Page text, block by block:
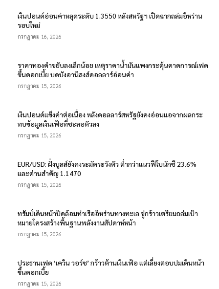
เงินปอนด์อ่อนค่าหลุดระดับ 1.3550 หลังสหรัฐฯ เปิดฉากถล่มอิหร่าน
รอบใหม่
กรกฎาคม 16, 2026
ราคาทองคำขยับลงเล็กน้อย เหตุราคาน้ำมันแพงกระตุ้นคาดการณ์เฟด
ขึ้นดอกเบี้ย บดบังอานิสงส์ดอลลาร์อ่อนค่า
กรกฎาคม 15, 2026
เงินปอนด์แข็งค่าต่อเนื่อง หลังดอลลาร์สหรัฐยังคงอ่อนแอจากผลกระ
ทบข้อมูลเงินเฟ้อที่ชะลอตัวลง
กรกฎาคม 15, 2026
EUR/USD: ฝั่งบูลส์ยังคงระมัดระวังตัว ต่ำกว่าแนวฟีโบนักชี 23.6%
และด่านสำคัญ 1.1470
กรกฎาคม 15, 2026
ทรัมป์เดินหน้าปิดล้อมท่าเรืออิหร่านทางทะเล ขู่กร้าวเตรียมถล่มเป้า
หมายโครงสร้างพื้นฐานพลังงานสัปดาห์หน้า
กรกฎาคม 15, 2026
ประธานเฟด ‘เควิน วอร์ช’ กร้าวต้านเงินเฟ้อ แต่เลี่ยงตอบปมเดินหน้า
ขึ้นดอกเบี้ย
กรกฎาคม 15, 2026